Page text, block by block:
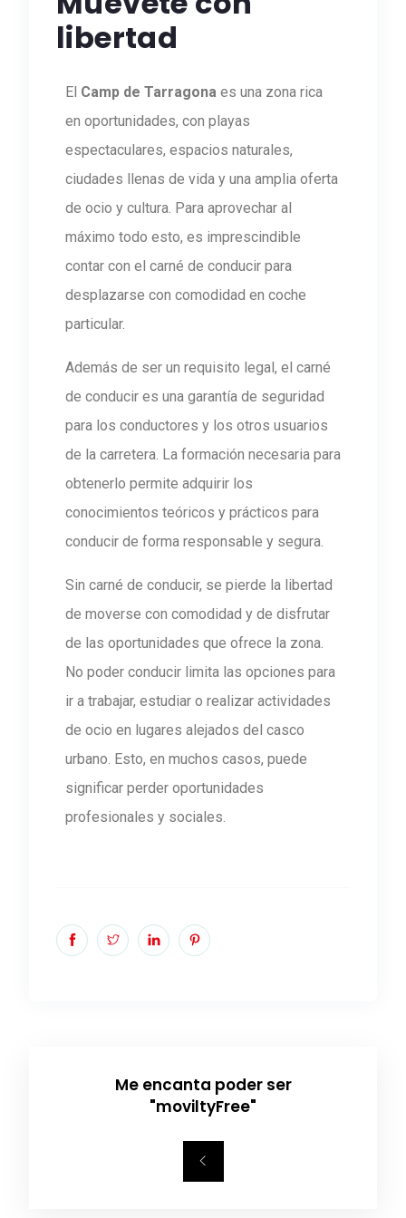
libertad
El Camp de Tarragona es una zona rica
en oportunidades, con playas
espectaculares, espacios naturales,
ciudades llenas de vida y una amplia oferta
de ocio y cultura. Para aprovechar al
máximo todo esto, es imprescindible
contar con el carné de conducir para
desplazarse con comodidad en coche
particular.
Además de ser un requisito legal, el carné
de conducir es una garantía de seguridad
para los conductores y los otros usuarios
de la carretera. La formación necesaria para
obtenerlo permite adquirir los
conocimientos teóricos y prácticos para
conducir de forma responsable y segura.
Sin carné de conducir, se pierde la libertad
de moverse con comodidad y de disfrutar
de las oportunidades que ofrece la zona.
No poder conducir limita las opciones para
ir a trabajar, estudiar o realizar actividades
de ocio en lugares alejados del casco
urbano. Esto, en muchos casos, puede
significar perder oportunidades
profesionales y sociales.
Me encanta poder ser
"moviltyFree"